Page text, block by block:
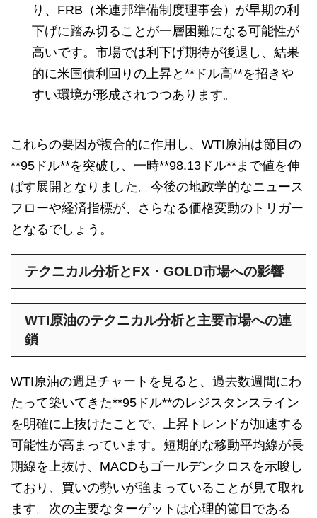
り、FRB（米連邦準備制度理事会）が早期の利
下げに踏み切ることが一層困難になる可能性が
高いです。市場では利下げ期待が後退し、結果
的に米国債利回りの上昇と**ドル高**を招きや
すい環境が形成されつつあります。
これらの要因が複合的に作用し、WTI原油は節目の
**95ドル**を突破し、一時**98.13ドル**まで値を伸
ばす展開となりました。今後の地政学的なニュース
フローや経済指標が、さらなる価格変動のトリガー
となるでしょう。
テクニカル分析とFX・GOLD市場への影響
WTI原油のテクニカル分析と主要市場への連
鎖
WTI原油の週足チャートを見ると、過去数週間にわ
たって築いてきた**95ドル**のレジスタンスライン
を明確に上抜けたことで、上昇トレンドが加速する
可能性が高まっています。短期的な移動平均線が長
期線を上抜け、MACDもゴールデンクロスを示唆し
ており、買いの勢いが強まっていることが見て取れ
ます。次の主要なターゲットは心理的節目である